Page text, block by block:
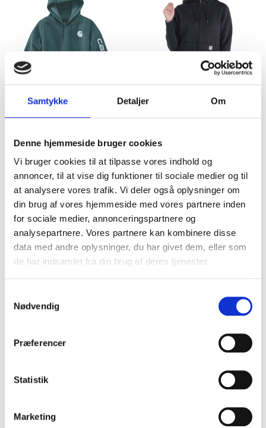
Samtykke Detaljer Om
Denne hjemmeside bruger cookies
Vi bruger cookies til at tilpasse vores indhold og
annoncer, til at vise dig funktioner til sociale medier og til
at analysere vores trafik. Vi deler også oplysninger om
din brug af vores hjemmeside med vores partnere inden
for sociale medier, annonceringspartnere og
analysepartnere. Vores partnere kan kombinere disse
data med andre oplysninger, du har givet dem, eller som
de har indsamlet fra din brug af deres tjenester.
Nødvendig
Præferencer
Statistik
Marketing
SEK 849,00 u. moms
Välj alternativ
SEK 1.061,25m. moms
SEK 849,00u. moms
Välj alternativ
Håll mig uppdaterad
förmåner